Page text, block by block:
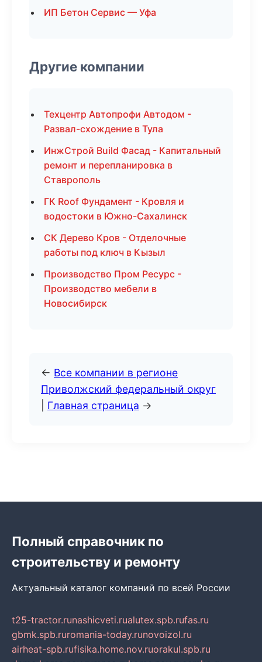
ИП Бетон Сервис — Уфа
Другие компании
Техцентр Автопрофи Автодом -
Развал-схождение в Тула
ИнжСтрой Build Фасад - Капитальный
ремонт и перепланировка в
Ставрополь
ГК Roof Фундамент - Кровля и
водостоки в Южно-Сахалинск
СК Дерево Кров - Отделочные
работы под ключ в Кызыл
Производство Пром Ресурс -
Производство мебели в
Новосибирск
← Все компании в регионе
Приволжский федеральный округ
Главная страница →
Полный справочник по
строительству и ремонту
Актуальный каталог компаний по всей России
t25-tractor.runashicveti.rualutex.spb.rufas.ru
gbmk.spb.ruromania-today.runovoizol.ru
airheat-spb.rufisika.home.nov.ruorakul.spb.ru